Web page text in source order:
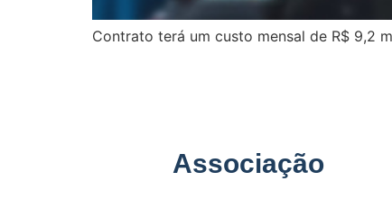
Contrato terá um custo mensal de R$ 9,2
Associação